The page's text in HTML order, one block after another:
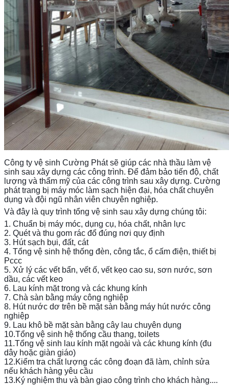
Công ty vệ sinh Cường Phát sẽ giúp các nhà thầu làm vệ
sinh sau xây dựng các công trình. Để đảm bảo tiến độ, chất
lượng và thẩm mỹ của các công trình sau xây dựng. Cường
phát trang bị máy móc làm sạch hiện đại, hóa chất chuyên
dụng và đội ngũ nhân viên chuyên nghiệp.
Và đây là quy trình tổng vệ sinh sau xây dựng chúng tôi:
1. Chuẩn bị máy móc, dụng cụ, hóa chất, nhân lực
2. Quét và thu gom rác đổ đúng nơi quy định
3. Hút sạch bụi, đất, cát
4. Tổng vệ sinh hệ thống đèn, công tắc, ổ cấm điện, thiết bị
Pccc
5. Xử lý các vết bẩn, vết ố, vết kẹo cao su, sơn nước, sơn
dầu, các vết keo
6. Lau kính mặt trong và các khung kính
7. Chà sàn bằng máy công nghiệp
8. Hút nước dơ trên bề mặt sàn bằng máy hút nước công
nghiệp
9. Lau khô bề mặt sàn bằng cây lau chuyên dụng
10.Tổng vệ sinh hệ thống cầu thang, toilets
11.Tổng vệ sinh lau kính mặt ngoài và các khung kính (đu
dây hoặc giàn giáo)
12.Kiểm tra chất lượng các công đoạn đã làm, chỉnh sửa
nếu khách hàng yêu cầu
13.Ký nghiệm thu và bàn giao công trình cho khách hàng....